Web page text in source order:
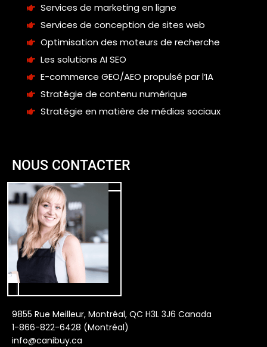
Services de marketing en ligne
Services de conception de sites web
Optimisation des moteurs de recherche
Les solutions AI SEO
E-commerce GEO/AEO propulsé par l’IA
Stratégie de contenu numérique
Stratégie en matière de médias sociaux
NOUS CONTACTER
9855 Rue Meilleur, Montréal, QC H3L 3J6 Canada
1-866-822-6428 (Montréal)
info@canibuy.ca